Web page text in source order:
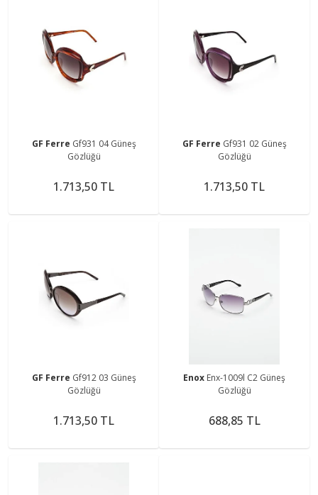
GF Ferre Gf931 04 Güneş
Gözlüğü
1.713,50 TL
GF Ferre Gf931 02 Güneş
Gözlüğü
1.713,50 TL
GF Ferre Gf912 03 Güneş
Gözlüğü
1.713,50 TL
Enox Enx-1009l C2 Güneş
Gözlüğü
688,85 TL